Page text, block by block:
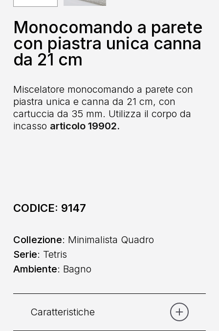
Monocomando a parete
con piastra unica canna
da 21 cm
Miscelatore monocomando a parete con
piastra unica e canna da 21 cm, con
cartuccia da 35 mm. Utilizza il corpo da
incasso articolo 19902.
CODICE: 9147
Collezione: Minimalista Quadro
Serie: Tetris
Ambiente: Bagno
Caratteristiche